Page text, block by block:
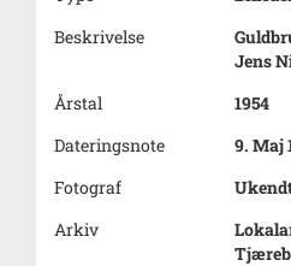
Beskrivelse
Jens
Årstal
1954
Dateringsnote
9. Maj
Fotograf
Arkiv